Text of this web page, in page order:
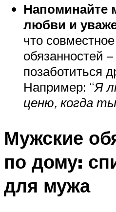
Напоминайте
любви и
что
обязанностей
позаботиться
Например: “Я
ценю, когда
Мужские
по дому:
для мужа